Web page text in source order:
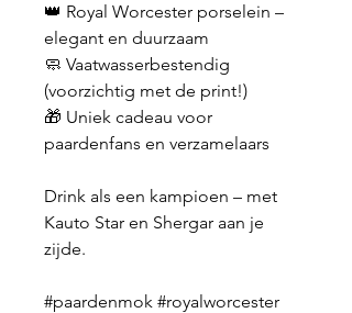
👑 Royal Worcester porselein –
elegant en duurzaam
🧼 Vaatwasserbestendig
(voorzichtig met de print!)
🎁 Uniek cadeau voor
paardenfans en verzamelaars
Drink als een kampioen – met
Kauto Star en Shergar aan je
zijde.
#paardenmok #royalworcester